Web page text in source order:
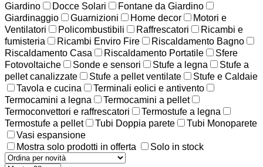
Giardino
Docce Solari
Fontane da Giardino
Giardinaggio
Guarnizioni Home decor
Motori e
Ventilatori
Policombustibili Raffrescatori
Ricambi e
fumisteria
Ricambi Enviro Fire
Riscaldamento Bagno
Riscaldamento Casa
Riscaldamento Portatile
Sfere
Fotovoltaiche
Sonde e sensori Stufe a legna
Stufe a
pellet canalizzate
Stufe a pellet ventilate
Stufe e Caldaie
Tavola e cucina
Terminali eolici e antivento
Termocamini a legna
Termocamini a pellet
Termoconvettori e raffrescatori
Termostufe a legna
Termostufe a pellet
Tubi Doppia parete
Tubi Monoparete
Vasi espansione
Mostra solo prodotti in offerta
Solo in stock